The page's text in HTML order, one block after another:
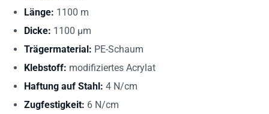
Länge: 1100 m
Dicke: 1100 µm
Trägermaterial: PE-Schaum
Klebstoff: modifiziertes Acrylat
Haftung auf Stahl: 4 N/cm
Zugfestigkeit: 6 N/cm